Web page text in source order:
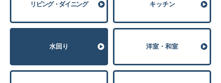
リビング・ダイニング キッチン
⽔回り 洋室・和室